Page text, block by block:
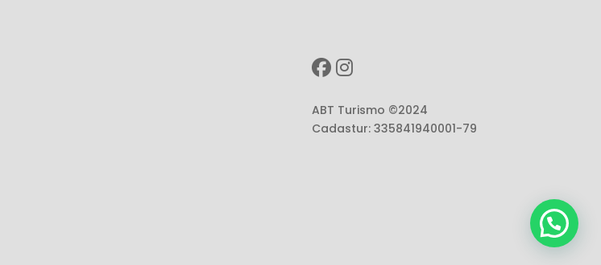
ABT Turismo ©2024
Cadastur: 335841940001-79